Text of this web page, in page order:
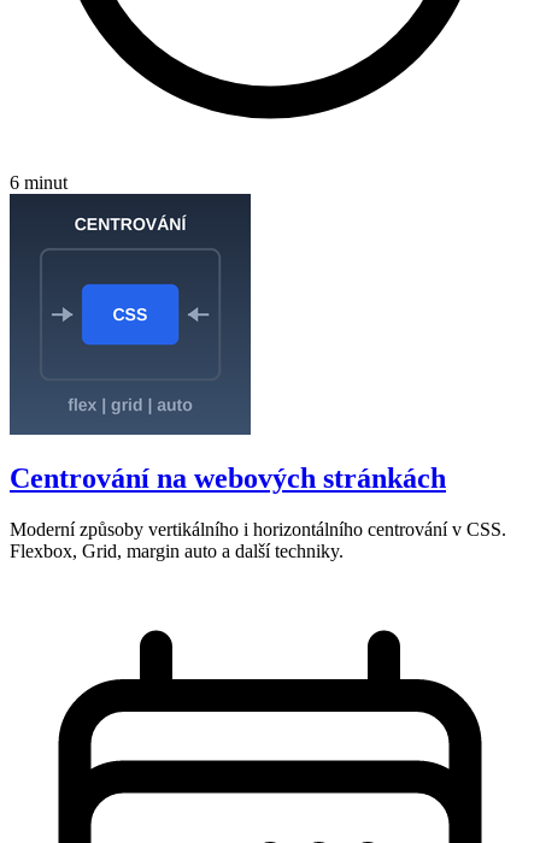
6 minut
Centrování na webových stránkách
Moderní způsoby vertikálního i horizontálního centrování v CSS.
Flexbox, Grid, margin auto a další techniky.